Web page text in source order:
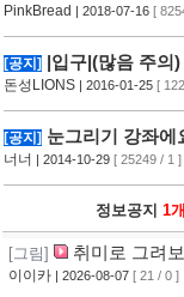
PinkBread | 2018-07-16 [
[공지] |입구|(많음 주의)
돈성LIONS | 2016-01-25 [
[공지] 눈그리기 강좌에
너너 | 2014-10-29 [ 25249 / 1 ]
정보공지 1개
[그림] 취미로 그려
이이카 | 2026-08-07 [ 21 / 0 ]